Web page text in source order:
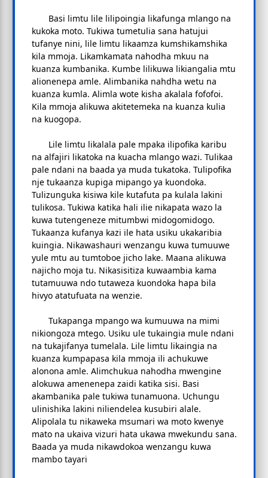
Basi limtu lile lilipoingia likafunga mlango na
kukoka moto. Tukiwa tumetulia sana hatujui
tufanye nini, lile limtu likaamza kumshikamshika
kila mmoja. Likamkamata nahodha mkuu na
kuanza kumbanika. Kumbe lilikuwa likiangalia mtu
alionenepa amle. Alimbanika nahdha wetu na
kuanza kumla. Alimla wote kisha akalala fofofoi.
Kila mmoja alikuwa akitetemeka na kuanza kulia
na kuogopa.
Lile limtu likalala pale mpaka ilipofika karibu
na alfajiri likatoka na kuacha mlango wazi. Tulikaa
pale ndani na baada ya muda tukatoka. Tulipofika
nje tukaanza kupiga mipango ya kuondoka.
Tulizunguka kisiwa kile kutafuta pa kulala lakini
tulikosa. Tukiwa katika hali ilie nikapata wazo la
kuwa tutengeneze mitumbwi midogomidogo.
Tukaanza kufanya kazi ile hata usiku ukakaribia
kuingia. Nikawashauri wenzangu kuwa tumuuwe
yule mtu au tumtoboe jicho lake. Maana alikuwa
najicho moja tu. Nikasisitiza kuwaambia kama
tutamuuwa ndo tutaweza kuondoka hapa bila
hivyo atatufuata na wenzie.
Tukapanga mpango wa kumuuwa na mimi
nikiongoza mtego. Usiku ule tukaingia mule ndani
na tukajifanya tumelala. Lile limtu likaingia na
kuanza kumpapasa kila mmoja ili achukuwe
alonona amle. Alimchukua nahodha mwengine
alokuwa amenenepa zaidi katika sisi. Basi
akambanika pale tukiwa tunamuona. Uchungu
ulinishika lakini niliendelea kusubiri alale.
Alipolala tu nikaweka msumari wa moto kwenye
mato na ukaiva vizuri hata ukawa mwekundu sana.
Baada ya muda nikawdokoa wenzangu kuwa
mambo tayari